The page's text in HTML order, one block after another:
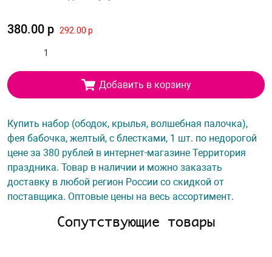
380.00 р 292.00 р
Добавить в корзину
Купить набор (ободок, крылья, волшебная палочка),
фея бабочка, желтый, с блестками, 1 шт. по недорогой
цене за 380 рублей в интернет-магазине Территория
праздника. Товар в наличии и можно заказать
доставку в любой регион России со скидкой от
поставщика. Оптовые цены на весь ассортимент.
Сопутствующие товары